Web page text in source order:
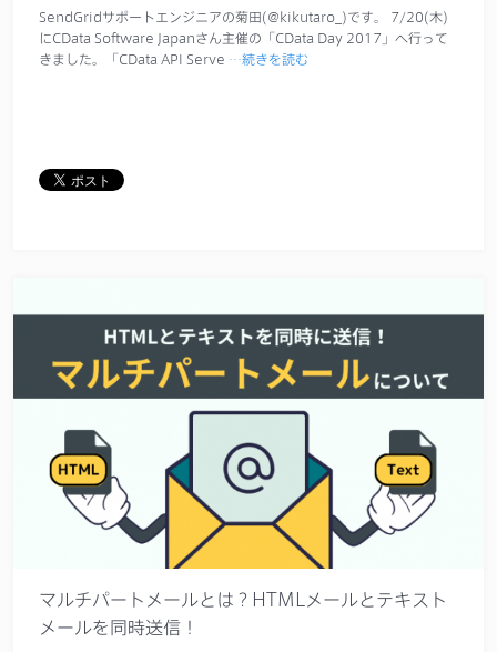
SendGridサポートエンジニアの菊田(@kikutaro_)です。 7/20(木)
にCData Software Japanさん主催の「CData Day 2017」へ行って
きました。「CData API Serve …続きを読む
マルチパートメールとは？HTMLメールとテキスト
メールを同時送信！